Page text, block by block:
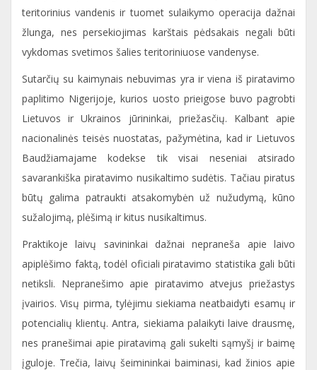
teritorinius vandenis ir tuomet sulaikymo operacija dažnai
žlunga, nes persekiojimas karštais pėdsakais negali būti
vykdomas svetimos šalies teritoriniuose vandenyse.
Sutarčių su kaimynais nebuvimas yra ir viena iš piratavimo
paplitimo Nigerijoje, kurios uosto prieigose buvo pagrobti
Lietuvos ir Ukrainos jūrininkai, priežasčių. Kalbant apie
nacionalinės teisės nuostatas, pažymėtina, kad ir Lietuvos
Baudžiamajame kodekse tik visai neseniai atsirado
savarankiška piratavimo nusikaltimo sudėtis. Tačiau piratus
būtų galima patraukti atsakomybėn už nužudymą, kūno
sužalojimą, plėšimą ir kitus nusikaltimus.
Praktikoje laivų savininkai dažnai nepraneša apie laivo
apiplėšimo faktą, todėl oficiali piratavimo statistika gali būti
netiksli. Nepranešimo apie piratavimo atvejus priežastys
įvairios. Visų pirma, tylėjimu siekiama neatbaidyti esamų ir
potencialių klientų. Antra, siekiama palaikyti laive drausmę,
nes pranešimai apie piratavimą gali sukelti sąmyšį ir baimę
įguloje. Trečia, laivų šeimininkai baiminasi, kad žinios apie